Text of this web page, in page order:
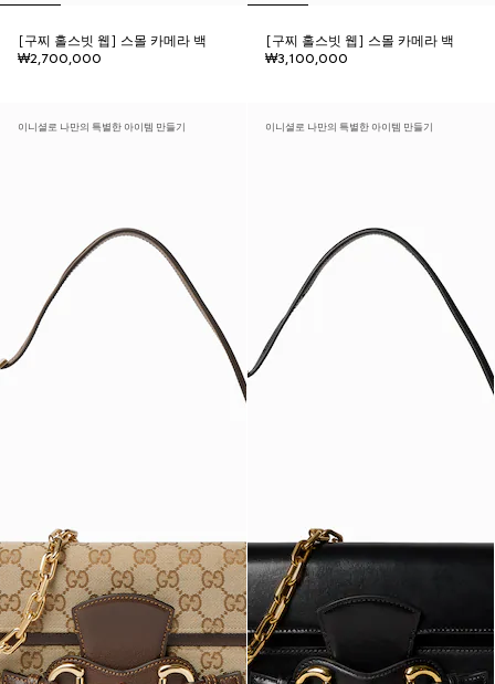
[구찌 홀스빗 웹] 스몰 카메라 백
₩2,700,000
[구찌 홀스빗 웹] 스몰 카메라 백
₩3,100,000
이니셜로 나만의 특별한 아이템 만들기 이니셜로 나만의 특별한 아이템 만들기